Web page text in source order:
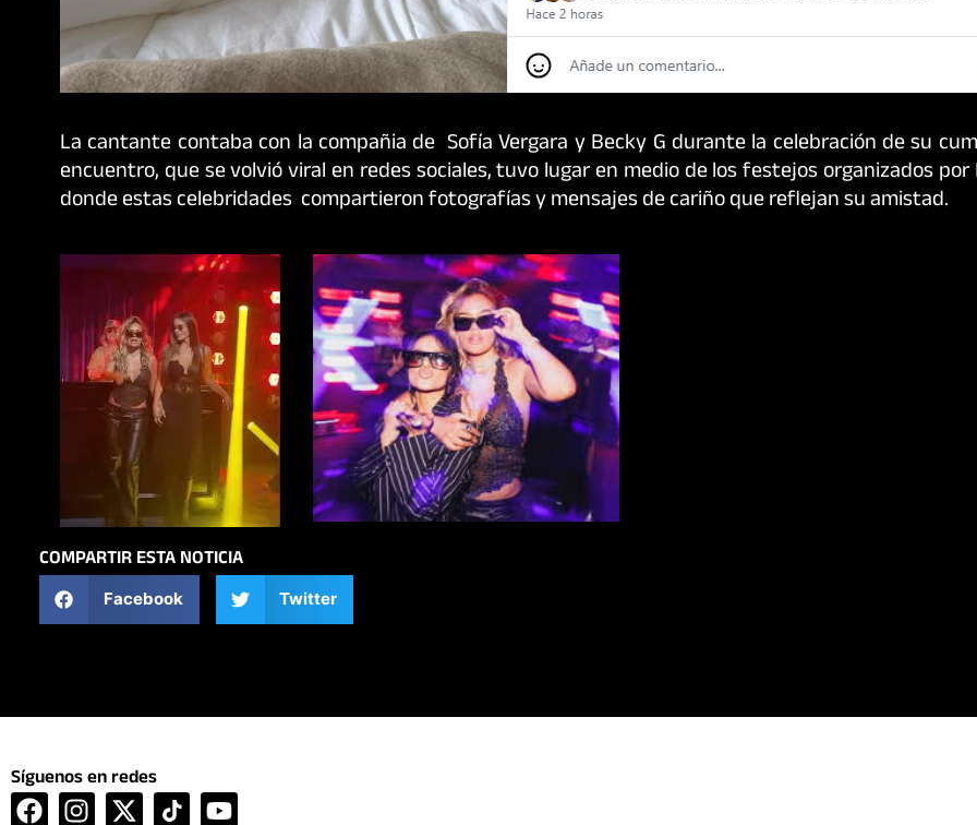
La cantante contaba con la compañia de Sofía Vergara y Becky G durante la celebración de su
encuentro, que se volvió viral en redes sociales, tuvo lugar en medio de los festejos organizados por
donde estas celebridades compartieron fotografías y mensajes de cariño que reflejan su amistad.
COMPARTIR ESTA NOTICIA
Facebook Twitter
Síguenos en redes
F
I
X
Y